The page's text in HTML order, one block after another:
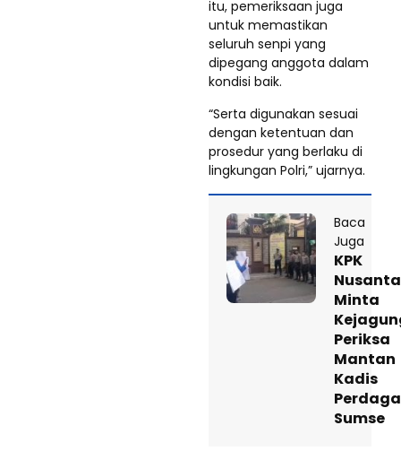
itu, pemeriksaan juga
untuk memastikan
seluruh senpi yang
dipegang anggota dalam
kondisi baik.
“Serta digunakan sesuai
dengan ketentuan dan
prosedur yang berlaku di
lingkungan Polri,” ujarnya.
Baca
Juga
KPK
Minta
Periksa
Mantan
Kadis
Sumse